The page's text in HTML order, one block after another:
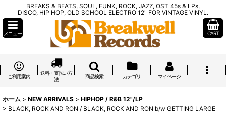
BREAKS & BEATS, SOUL, FUNK, ROCK, JAZZ, OST 45s & LPs,
DISCO, HIP HOP, OLD SCHOOL ELECTRO 12" FOR VINTAGE VINYL.
メニュー CART
ご利用案内
送料・支払い方
法
商品検索 カテゴリ マイページ
ホーム > NEW ARRIVALS > HIPHOP / R&B 12"/LP
> BLACK, ROCK AND RON / BLACK, ROCK AND RON b/w GETTING LARGE